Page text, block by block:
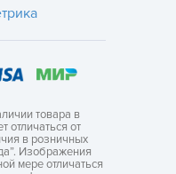
товара в
отличаться от
в розничных
Изображения
мере отличаться